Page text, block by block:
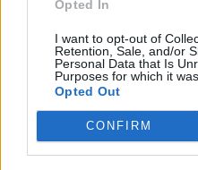
Opted In
I want to opt-out of
Retention, Sale, and/or
Personal Data that Is
Purposes for which it
Opted Out
CONFIRM
szaúdi herceg, Prince
olajpiaci stratégiája mellett
KEDVES OLVASÓNK!
A keresett cikk a
tartozik, melynek